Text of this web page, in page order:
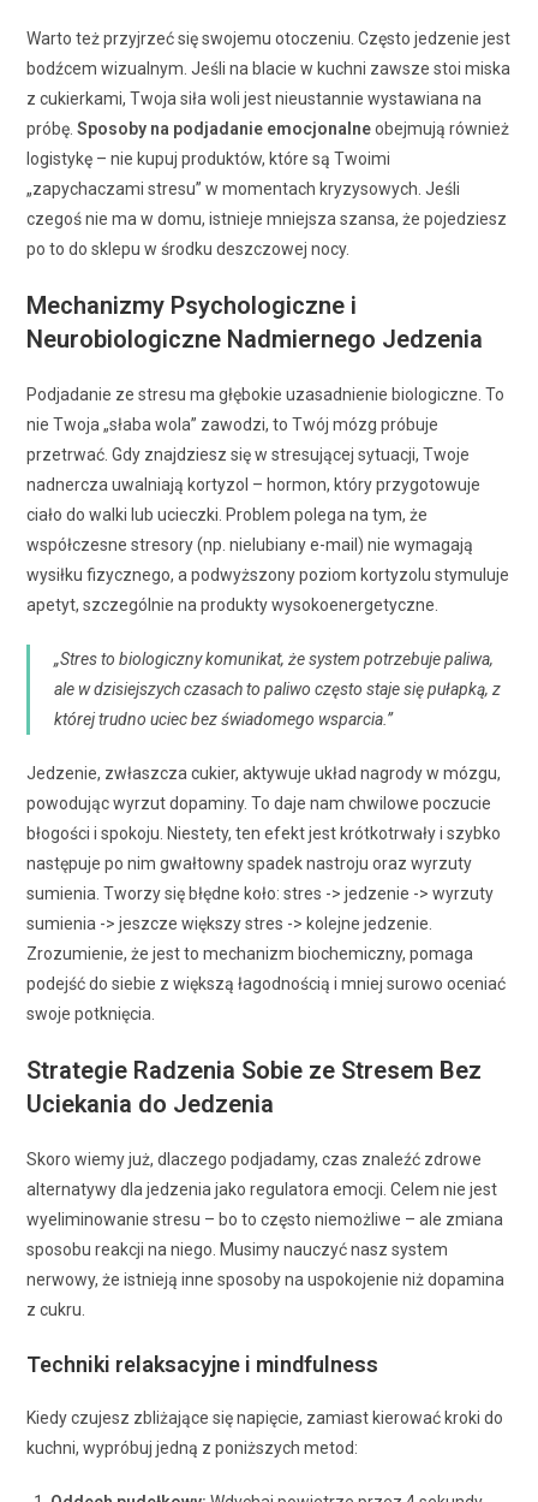
Warto też przyjrzeć się swojemu otoczeniu. Często jedzenie jest
bodźcem wizualnym. Jeśli na blacie w kuchni zawsze stoi miska
z cukierkami, Twoja siła woli jest nieustannie wystawiana na
próbę.Sposoby na podjadanie emocjonalneobejmują również
logistykę – nie kupuj produktów, które są Twoimi
„zapychaczami stresu” w momentach kryzysowych. Jeśli
czegoś nie ma w domu, istnieje mniejsza szansa, że pojedziesz
po to do sklepu w środku deszczowej nocy.
Mechanizmy Psychologiczne i
Neurobiologiczne Nadmiernego Jedzenia
Podjadanie ze stresu ma głębokie uzasadnienie biologiczne. To
nie Twoja „słaba wola” zawodzi, to Twój mózg próbuje
przetrwać. Gdy znajdziesz się w stresującej sytuacji, Twoje
nadnercza uwalniają kortyzol – hormon, który przygotowuje
ciało do walki lub ucieczki. Problem polega na tym, że
współczesne stresory (np. nielubiany e-mail) nie wymagają
wysiłku fizycznego, a podwyższony poziom kortyzolu stymuluje
apetyt, szczególnie na produkty wysokoenergetyczne.
„Stres to biologiczny komunikat, że system potrzebuje paliwa,
ale w dzisiejszych czasach to paliwo często staje się pułapką, z
której trudno uciec bez świadomego wsparcia.”
Jedzenie, zwłaszcza cukier, aktywuje układ nagrody w mózgu,
powodując wyrzut dopaminy. To daje nam chwilowe poczucie
błogości i spokoju. Niestety, ten efekt jest krótkotrwały i szybko
następuje po nim gwałtowny spadek nastroju oraz wyrzuty
sumienia. Tworzy się błędne koło: stres -> jedzenie -> wyrzuty
sumienia -> jeszcze większy stres -> kolejne jedzenie.
Zrozumienie, że jest to mechanizm biochemiczny, pomaga
podejść do siebie z większą łagodnością i mniej surowo oceniać
swoje potknięcia.
Strategie Radzenia Sobie ze Stresem Bez
Uciekania do Jedzenia
Skoro wiemy już, dlaczego podjadamy, czas znaleźć zdrowe
alternatywy dla jedzenia jako regulatora emocji. Celem nie jest
wyeliminowanie stresu – bo to często niemożliwe – ale zmiana
sposobu reakcji na niego. Musimy nauczyć nasz system
nerwowy, że istnieją inne sposoby na uspokojenie niż dopamina
z cukru.
Techniki relaksacyjne i mindfulness
Kiedy czujesz zbliżające się napięcie, zamiast kierować kroki do
kuchni, wypróbuj jedną z poniższych metod: